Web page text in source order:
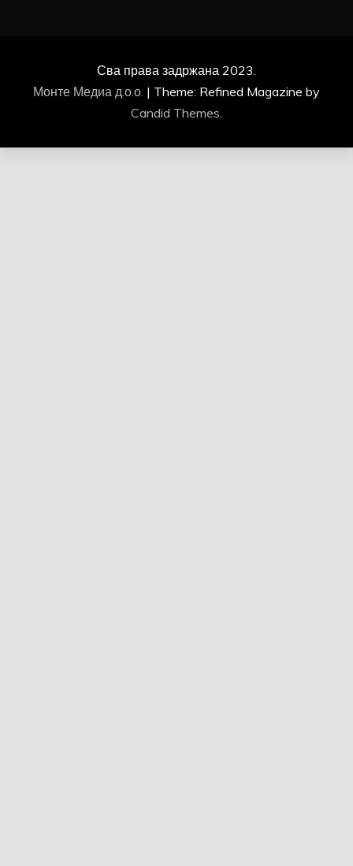
Сва права задржана 2023.
Монте Медиа д.о.о. | Theme: Refined Magazine by
Candid Themes.